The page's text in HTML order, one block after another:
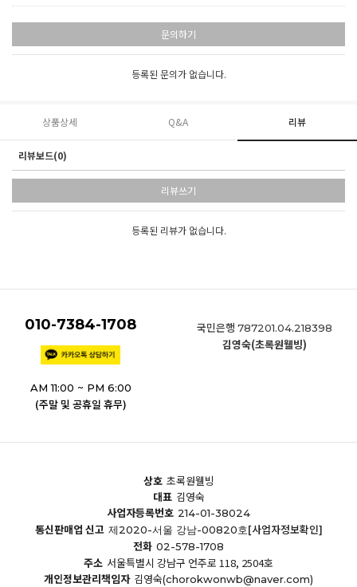
문의하기
등록된 문의가 없습니다.
상품상세 Q&A 리뷰
리뷰보드(0)
리뷰쓰기
등록된 리뷰가 없습니다.
010-7384-1708
AM 11:00 ~ PM 6:00
(주말 및 공휴일 휴무)
국민은행 787201.04.218398
김영숙(초록원웰빙)
상호 초록원웰빙
대표 김영숙
사업자등록번호 214-01-38024
통신판매업 신고 제2020-서울 강남-00820호[사업자정보확인]
전화 02-578-1708
주소 서울특별시 강남구 언주로 118, 2504호
개인정보관리책임자 김영숙(chorokwonwb@naver.com)